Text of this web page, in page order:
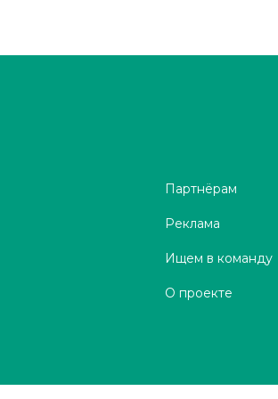
Партнёрам
Реклама
Ищем в команду
О проекте